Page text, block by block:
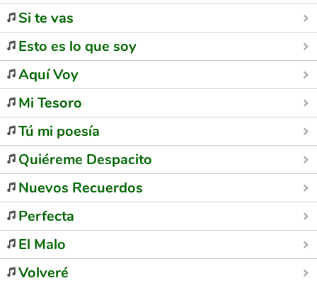
Si te vas
Esto es lo que soy
Aquí Voy
Mi Tesoro
Tú mi poesía
Quiéreme Despacito
Nuevos Recuerdos
Perfecta
El Malo
Volveré